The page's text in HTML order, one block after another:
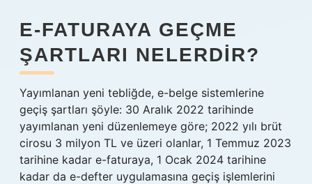
E-FATURAYA GEÇME
ŞARTLARI NELERDIR?
Yayımlanan yeni tebliğde, e-belge sistemlerine
geçiş şartları şöyle: 30 Aralık 2022 tarihinde
yayımlanan yeni düzenlemeye göre; 2022 yılı brüt
cirosu 3 milyon TL ve üzeri olanlar, 1 Temmuz 2023
tarihine kadar e-faturaya, 1 Ocak 2024 tarihine
kadar da e-defter uygulamasına geçiş işlemlerini